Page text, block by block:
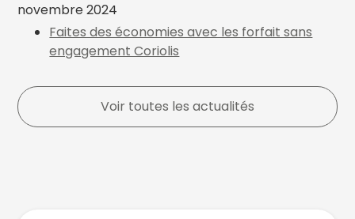
novembre 2024
Faites des économies avec les forfait sans
engagement Coriolis
Voir toutes les actualités